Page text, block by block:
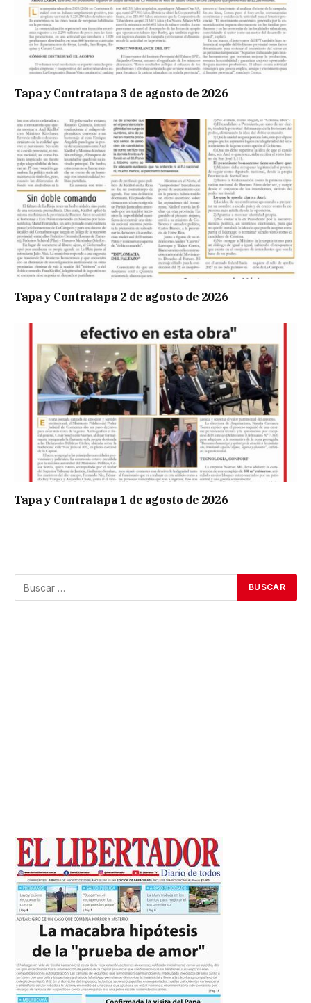
Tapa y Contratapa 3 de agosto de 2026
Tapa y Contratapa 2 de agosto de 2026
Tapa y Contratapa 1 de agosto de 2026